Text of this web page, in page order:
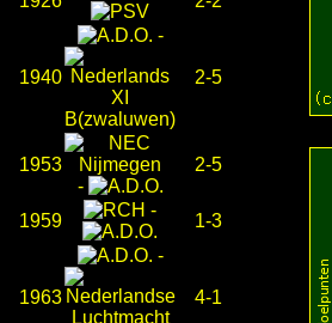
1940
-
2-5
1953
-
2-5
1959
-
1-3
1963
-
4-1